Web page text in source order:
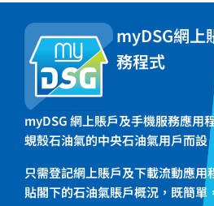
myDSG網上
務程式
myDSG 網上賬戶及手機服務應用
蜆殼石油氣的中央石油氣用戶而設
只需登記網上賬戶及下載流動應用
貼閣下的石油氣賬戶概況，既簡單